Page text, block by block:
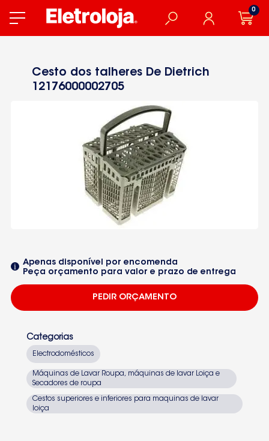
0
Cesto dos talheres De Dietrich
12176000002705
Apenas disponível por encomenda
Peça orçamento para valor e prazo de entrega
PEDIR ORÇAMENTO
Categorias
Electrodomésticos
Máquinas de Lavar Roupa, máquinas de lavar Loiça e
Secadores de roupa
Cestos superiores e inferiores para maquinas de lavar
loiça